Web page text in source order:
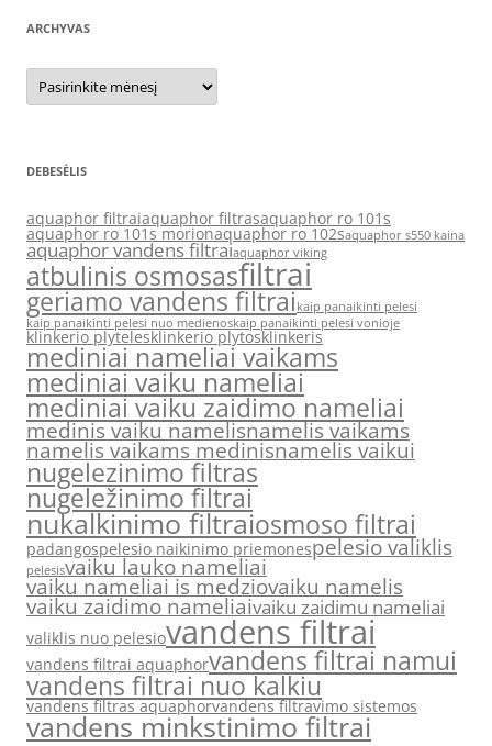
ARCHYVAS
Archyvas
DEBESĖLIS
aquaphor filtraiaquaphor filtrasaquaphor ro 101s
aquaphor ro 101s morionaquaphor ro 102saquaphor s550 kaina
aquaphor vandens filtraiaquaphor viking
atbulinis osmosasfiltrai
geriamo vandens filtraikaip panaikinti pelesi
kaip panaikinti pelesi nuo medienoskaip panaikinti pelesi vonioje
klinkerio plytelesklinkerio plytosklinkeris
mediniai nameliai vaikams
mediniai vaiku nameliai
mediniai vaiku zaidimo nameliai
medinis vaiku namelisnamelis vaikams
namelis vaikams medinisnamelis vaikui
nugelezinimo filtras
nugeležinimo filtrai
nukalkinimo filtraiosmoso filtrai
padangospelesio naikinimo priemonespelesio valiklis
pelesisvaiku lauko nameliai
vaiku nameliai is medziovaiku namelis
vaiku zaidimo nameliaivaiku zaidimu nameliai
valiklis nuo pelesiovandens filtrai
vandens filtrai aquaphorvandens filtrai namui
vandens filtrai nuo kalkiu
vandens filtras aquaphorvandens filtravimo sistemos
vandens minkstinimo filtrai